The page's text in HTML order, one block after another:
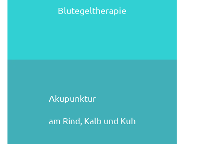
Blutegeltherapie
Akupunktur
am Rind, Kalb und Kuh